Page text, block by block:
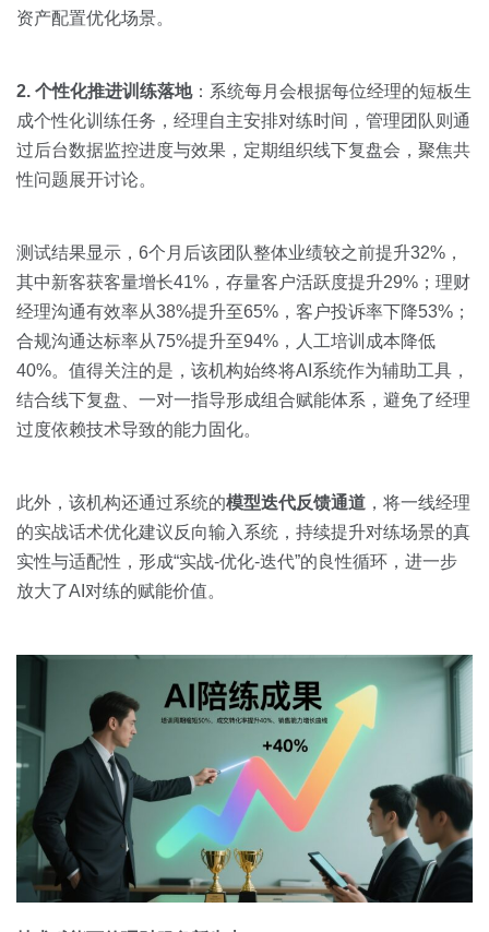
资产配置优化场景。
2. 个性化推进训练落地：系统每月会根据每位经理的短板生
成个性化训练任务，经理自主安排对练时间，管理团队则通
过后台数据监控进度与效果，定期组织线下复盘会，聚焦共
性问题展开讨论。
测试结果显示，6个月后该团队整体业绩较之前提升32%，
其中新客获客量增长41%，存量客户活跃度提升29%；理财
经理沟通有效率从38%提升至65%，客户投诉率下降53%；
合规沟通达标率从75%提升至94%，人工培训成本降低
40%。值得关注的是，该机构始终将AI系统作为辅助工具，
结合线下复盘、一对一指导形成组合赋能体系，避免了经理
过度依赖技术导致的能力固化。
此外，该机构还通过系统的模型迭代反馈通道 ，将一线经理
的实战话术优化建议反向输入系统，持续提升对练场景的真
实性与适配性，形成“实战-优化-迭代”的良性循环，进一步
放大了AI对练的赋能价值。